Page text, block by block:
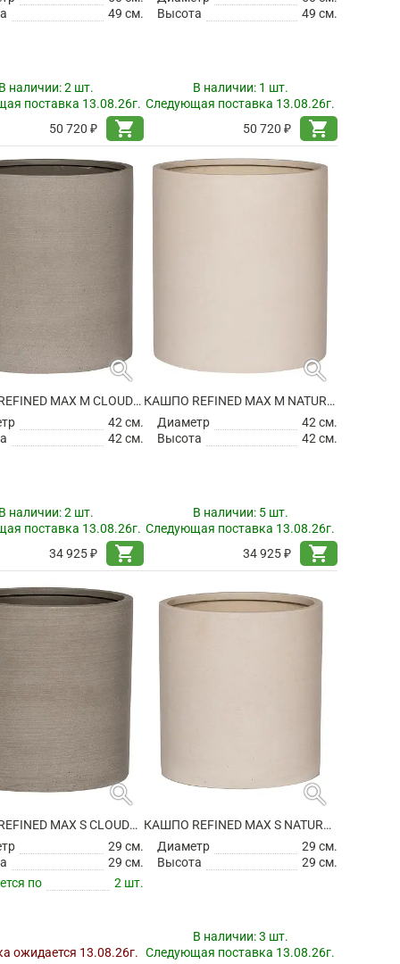
49 см.
наличии:2 шт.
поставка 13.08.26г.
50 720 ₽
shopping_cart
Высота
49 см.
В наличии: 1 шт.
Следующая поставка 13.08.26г.
50 720 ₽
shopping_cart
search
КАШПО REFINED MAX M CLOUDED GREY
42 см.
42 см.
наличии:2 шт.
поставка 13.08.26г.
34 925 ₽
shopping_cart
search
КАШПО REFINED MAX M NATURAL WHITE
Диаметр
42 см.
Высота
42 см.
В наличии: 5 шт.
Следующая поставка 13.08.26г.
34 925 ₽
shopping_cart
search
КАШПО REFINED MAX S CLOUDED GREY
29 см.
29 см.
по
2 шт.
ожидается 13.08.26г.
search
КАШПО REFINED MAX S NATURAL WHITE
Диаметр
29 см.
Высота
29 см.
В наличии:3 шт.
Следующая поставка 13.08.26г.